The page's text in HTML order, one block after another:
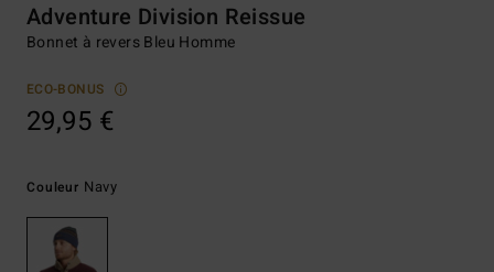
Adventure Division Reissue
Bonnet à revers Bleu Homme
ECO-BONUS
29,95 €
Couleur Navy